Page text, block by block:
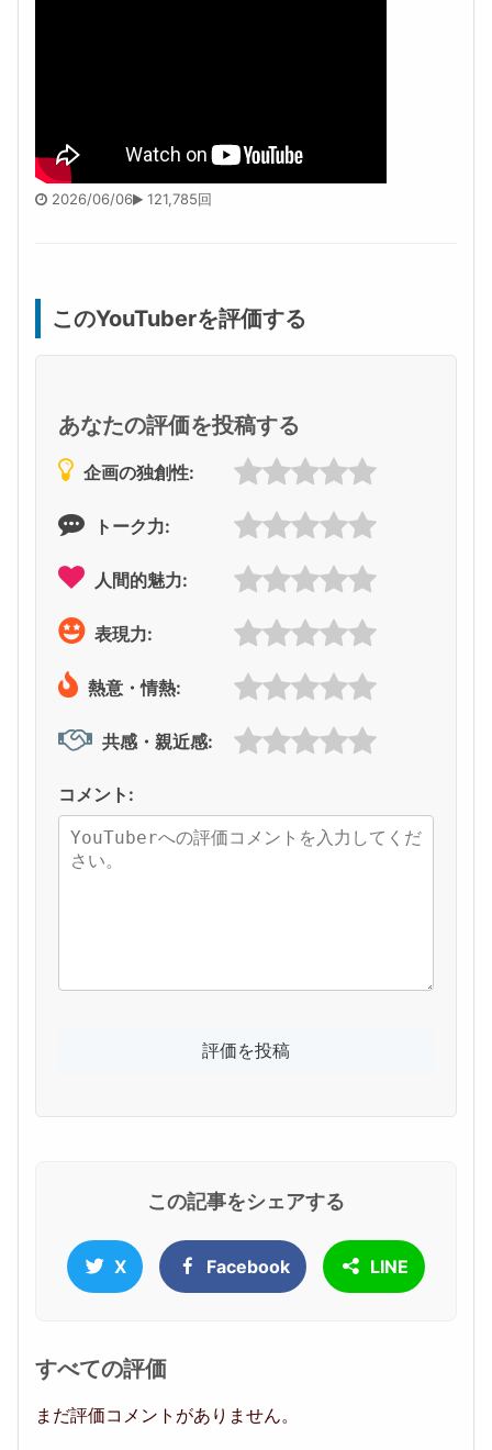
2026/06/06 121,785回
このYouTuberを評価する
あなたの評価を投稿する
企画の独創性:
トーク力:
人間的魅力:
表現力:
熱意・情熱:
共感・親近感:
コメント:
この記事をシェアする
X Facebook LINE
すべての評価
まだ評価コメントがありません。